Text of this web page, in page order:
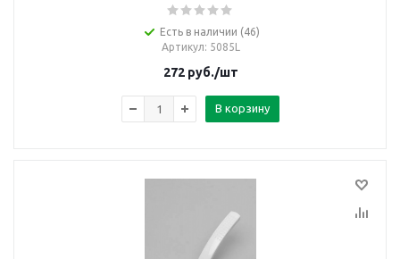
Есть в наличии (46)
Артикул: 5085L
272руб./шт
В корзину